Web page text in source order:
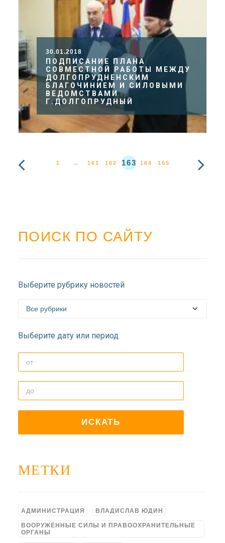
30.01.2018
ПОДПИСАНИЕ ПЛАНА
СОВМЕСТНОЙ РАБОТЫ МЕЖДУ
ДОЛГОПРУДНЕНСКИМ
БЛАГОЧИНИЕМ И СИЛОВЫМИ
ВЕДОМСТВАМИ
Г.ДОЛГОПРУДНЫЙ
1 … 161 162 163 164 165
ПОИСК ПО САЙТУ
Выберите рубрику новостей
Выберите дату или период
МЕТКИ
АДМИНИСТРАЦИЯ ВЛАДИСЛАВ ЮДИН
ВООРУЖЁННЫЕ СИЛЫ И ПРАВООХРАНИТЕЛЬНЫЕ
ОРГАНЫ